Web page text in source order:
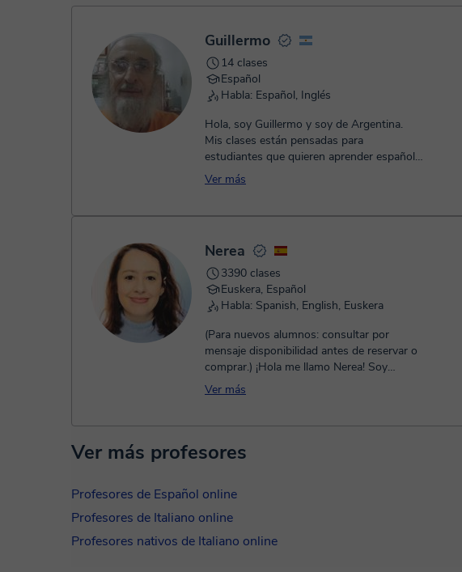
Una vez realices el pago de la clase, recibirás un e-mail de confirmación de la
Guillermo
14 clases
Español
Habla: Español, Inglés
Hola, soy Guillermo y soy de Argentina.
Mis clases están pensadas para
estudiantes que quieren aprender español
de manera tranquila y natural. Me gus...
Ver más
Nerea
3390 clases
Euskera, Español
Habla: Spanish, English, Euskera
(Para nuevos alumnos: consultar por
mensaje disponibilidad antes de reservar o
comprar.) ¡Hola me llamo Nerea! Soy
maestra e imparto clases particula...
Ver más
Ver más profesores
Profesores de Español online
Profesores de Italiano online
Profesores nativos de Italiano online